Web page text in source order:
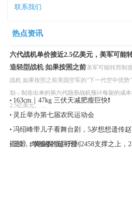
联系我们
热点资讯
六代战机单价接近2.5亿美元，美军可能
造轻型战机 如果按照之前
六代战机单价接近2.5亿美元，美军可能转而制
战机 如果按照之前美国空军的“下一代空中优势
划，制造出来的第六代隐形战机预计每架的成
2.5亿美元。 ...
• 163cm｜47kg 三伏天减肥瘦巨快❗️
• 灵丘举办第七届农民运动会
• 冯绍峰带儿子看舞台剧，5岁想想遗传
圆脸，肉嘟嘟的超可爱
•王导：黄金探底回升到2458支撑之上，